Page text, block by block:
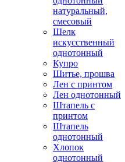
натуральный,
смесовый
Шелк
искусственный
однотонный
Купро
Шитье, прошва
Лен с принтом
Лен однотонный
Штапель с
принтом
Штапель
однотонный
Хлопок
однотонный